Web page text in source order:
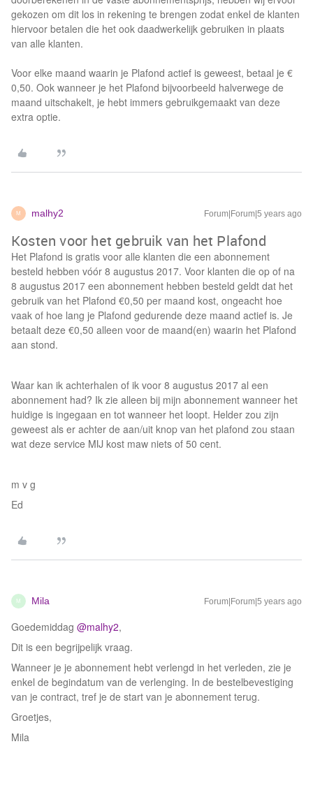
gekozen om dit los in rekening te brengen zodat enkel de klanten
hiervoor betalen die het ook daadwerkelijk gebruiken in plaats
van alle klanten.
Voor elke maand waarin je Plafond actief is geweest, betaal je €
0,50. Ook wanneer je het Plafond bijvoorbeeld halverwege de
maand uitschakelt, je hebt immers gebruikgemaakt van deze
extra optie.
M malhy2 Forum|Forum|5 years ago
Kosten voor het gebruik van het Plafond
Het Plafond is gratis voor alle klanten die een abonnement
besteld hebben vóór 8 augustus 2017. Voor klanten die op of na
8 augustus 2017 een abonnement hebben besteld geldt dat het
gebruik van het Plafond €0,50 per maand kost, ongeacht hoe
vaak of hoe lang je Plafond gedurende deze maand actief is. Je
betaalt deze €0,50 alleen voor de maand(en) waarin het Plafond
aan stond.
Waar kan ik achterhalen of ik voor 8 augustus 2017 al een
abonnement had? Ik zie alleen bij mijn abonnement wanneer het
huidige is ingegaan en tot wanneer het loopt. Helder zou zijn
geweest als er achter de aan/uit knop van het plafond zou staan
wat deze service MIJ kost maw niets of 50 cent.
m v g
Ed
M Mila Forum|Forum|5 years ago
Goedemiddag @malhy2,
Dit is een begrijpelijk vraag.
Wanneer je je abonnement hebt verlengd in het verleden, zie je
enkel de begindatum van de verlenging. In de bestelbevestiging
van je contract, tref je de start van je abonnement terug.
Groetjes,
Mila